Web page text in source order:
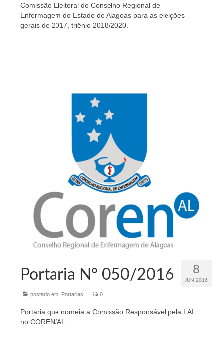
Comissão Eleitoral do Conselho Regional de
Enfermagem do Estado de Alagoas para as eleições
gerais de 2017, triênio 2018/2020.
8
JUN 2016
Portaria Nº 050/2016
postado em: Portarias | 0
Portaria que nomeia a Comissão Responsável pela LAI
no COREN/AL.